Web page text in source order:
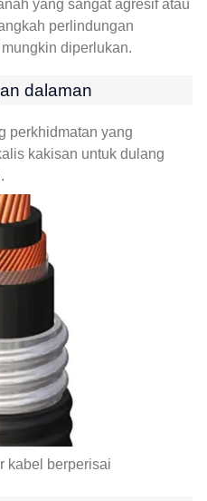
yang sangat agresif atau
perlindungan
diperlukan.
dalaman
perkhidmatan yang
kakisan untuk dulang
kabel berperisai